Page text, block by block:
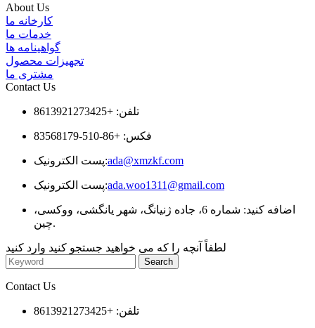
About Us
کارخانه ما
خدمات ما
گواهینامه ها
تجهیزات محصول
مشتری ما
Contact Us
تلفن: +8613921273425
فکس: +86-510-83568179
پست الکترونیک:ada@xmzkf.com
پست الکترونیک:ada.woo1311@gmail.com
اضافه کنید: شماره 6، جاده ژنیانگ، شهر یانگشی، ووکسی،
چین.
لطفاً آنچه را که می خواهید جستجو کنید وارد کنید
Contact Us
تلفن: +8613921273425